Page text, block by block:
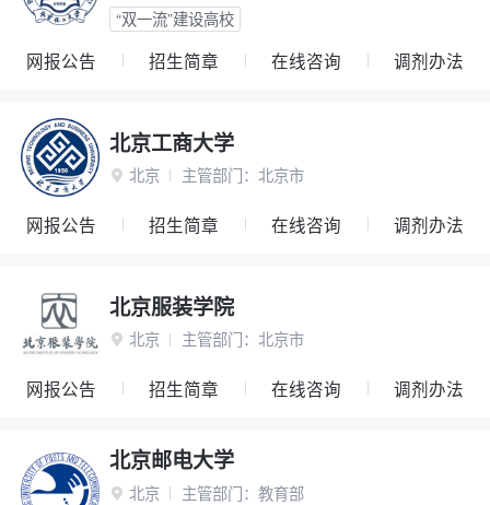
“双一流”建设高校
网报公告 招生简章 在线咨询 调剂办法
北京工商大学
 北京 主管部门： 北京市
网报公告 招生简章 在线咨询 调剂办法
北京服装学院
 北京 主管部门： 北京市
网报公告 招生简章 在线咨询 调剂办法
北京邮电大学
 北京 主管部门： 教育部